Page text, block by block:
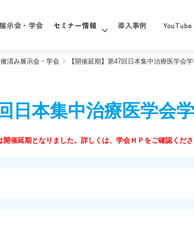
展示会・学会 セミナー情報 導入事例 YouTube
済み展示会・学会 【開催延期】第47回日本集中治療医学会
日本集中治療医学会
催延期となりました。詳しくは、学会ＨＰをご確認くださ